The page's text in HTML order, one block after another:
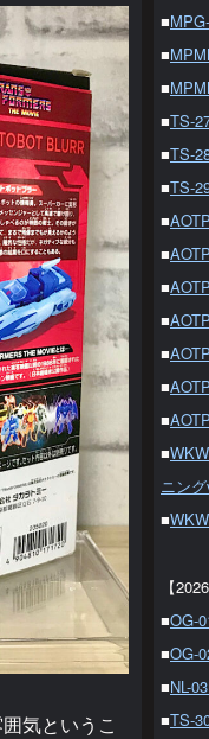
気というこ
■
■
■
■TS-
■TS-
■TS-
■
■
■
■
■
■
■
■
ニン
■
【
■OG-
■OG-
■NL-
■TS-